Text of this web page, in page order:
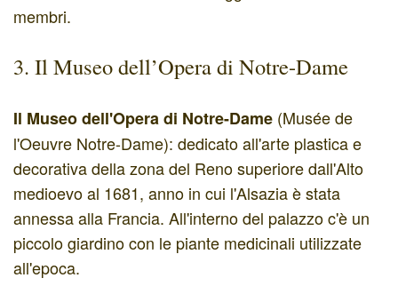
membri.
3. Il Museo dell’Opera di Notre-Dame
Il Museo dell'Opera di Notre-Dame (Musée de
l'Oeuvre Notre-Dame): dedicato all'arte plastica e
decorativa della zona del Reno superiore dall'Alto
medioevo al 1681, anno in cui l'Alsazia è stata
annessa alla Francia. All'interno del palazzo c'è un
piccolo giardino con le piante medicinali utilizzate
all'epoca.